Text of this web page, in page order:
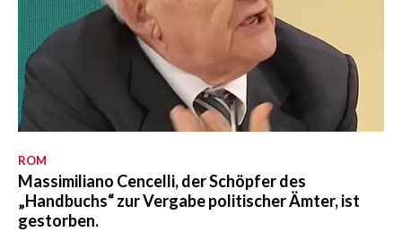
ROM
Massimiliano Cencelli, der Schöpfer des
„Handbuchs“ zur Vergabe politischer Ämter, ist
gestorben.